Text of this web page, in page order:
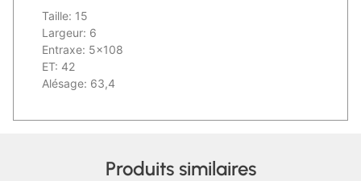
Taille: 15
Largeur: 6
Entraxe: 5×108
ET: 42
Alésage: 63,4
Produits similaires